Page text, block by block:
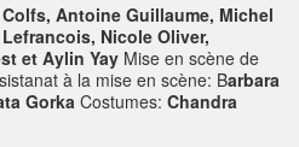
Antoine Guillaume, Michel
Nicole Oliver,
et Aylin Yay Mise en scène de
à la mise en scène: Barbara
Gorka Costumes: Chandra